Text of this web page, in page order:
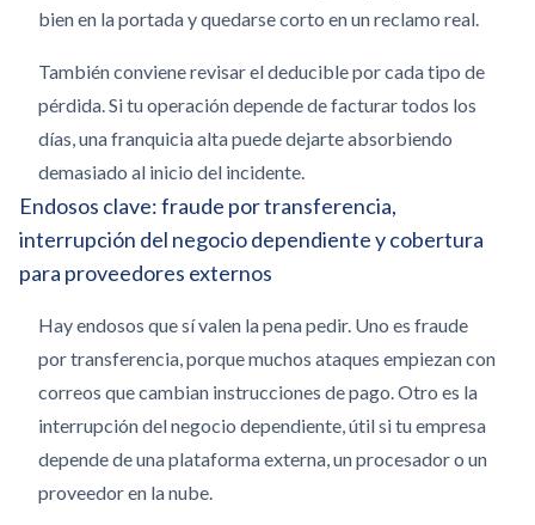
bien en la portada y quedarse corto en un reclamo real.
También conviene revisar el deducible por cada tipo de
pérdida. Si tu operación depende de facturar todos los
días, una franquicia alta puede dejarte absorbiendo
demasiado al inicio del incidente.
Endosos clave: fraude por transferencia,
interrupción del negocio dependiente y cobertura
para proveedores externos
Hay endosos que sí valen la pena pedir. Uno es fraude
por transferencia, porque muchos ataques empiezan con
correos que cambian instrucciones de pago. Otro es la
interrupción del negocio dependiente, útil si tu empresa
depende de una plataforma externa, un procesador o un
proveedor en la nube.